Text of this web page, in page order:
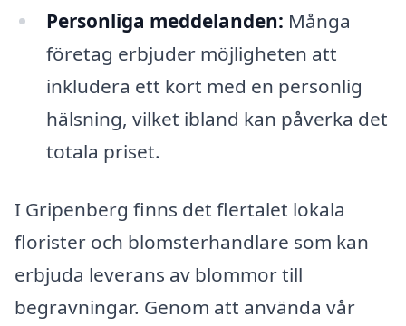
Personliga meddelanden: Många
företag erbjuder möjligheten att
inkludera ett kort med en personlig
hälsning, vilket ibland kan påverka det
totala priset.
I Gripenberg finns det flertalet lokala
florister och blomsterhandlare som kan
erbjuda leverans av blommor till
begravningar. Genom att använda vår